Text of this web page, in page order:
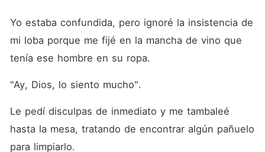
Yo estaba confundida, pero ignoré la insistencia de
mi loba porque me fijé en la mancha de vino que
tenía ese hombre en su ropa.
"Ay, Dios, lo siento mucho".
Le pedí disculpas de inmediato y me tambaleé
hasta la mesa, tratando de encontrar algún pañuelo
para limpiarlo.